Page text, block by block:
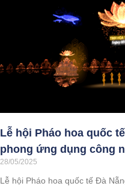
Lễ hội Pháo hoa quốc
phong ứng dụng công
28/05/2025
Lễ hội Pháo hoa quốc tế Đà